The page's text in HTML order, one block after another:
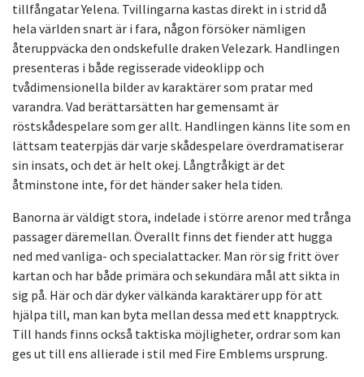
tillfångatar Yelena. Tvillingarna kastas direkt in i strid då
hela världen snart är i fara, någon försöker nämligen
återuppväcka den ondskefulle draken Velezark. Handlingen
presenteras i både regisserade videoklipp och
tvådimensionella bilder av karaktärer som pratar med
varandra. Vad berättarsätten har gemensamt är
röstskådespelare som ger allt. Handlingen känns lite som en
lättsam teaterpjäs där varje skådespelare överdramatiserar
sin insats, och det är helt okej. Långtråkigt är det
åtminstone inte, för det händer saker hela tiden.
Banorna är väldigt stora, indelade i större arenor med trånga
passager däremellan. Överallt finns det fiender att hugga
ned med vanliga- och specialattacker. Man rör sig fritt över
kartan och har både primära och sekundära mål att sikta in
sig på. Här och där dyker välkända karaktärer upp för att
hjälpa till, man kan byta mellan dessa med ett knapptryck.
Till hands finns också taktiska möjligheter, ordrar som kan
ges ut till ens allierade i stil med Fire Emblems ursprung.